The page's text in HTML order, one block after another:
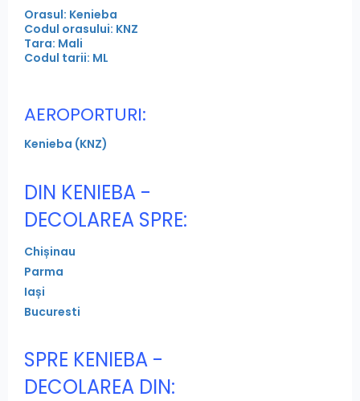
Orasul: Kenieba
Codul orasului: KNZ
Tara: Mali
Codul tarii: ML
AEROPORTURI:
Kenieba (KNZ)
DIN KENIEBA -
DECOLAREA SPRE:
Chișinau
Parma
Iași
Bucuresti
SPRE KENIEBA -
DECOLAREA DIN: